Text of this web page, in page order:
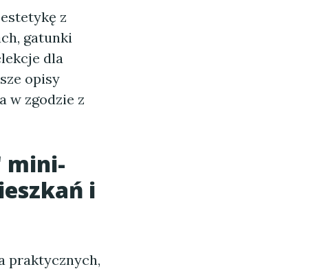
z
gatunki
dla
opisy
w zgodzie z
mini-
i
praktycznych,